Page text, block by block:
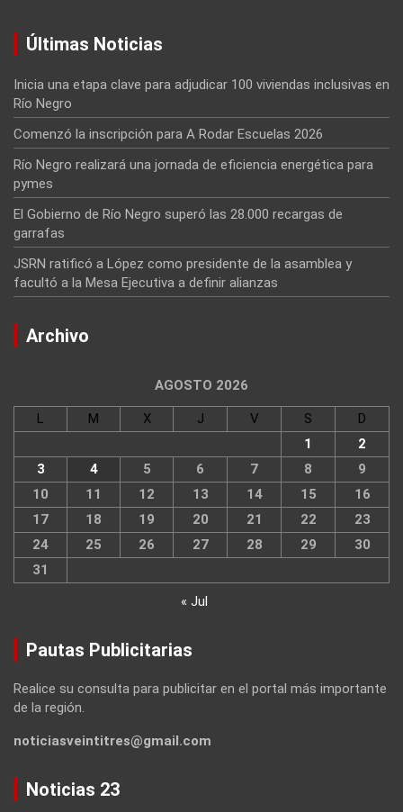
Últimas Noticias
Inicia una etapa clave para adjudicar 100 viviendas inclusivas en
Río Negro
Comenzó la inscripción para A Rodar Escuelas 2026
Río Negro realizará una jornada de eficiencia energética para
pymes
El Gobierno de Río Negro superó las 28.000 recargas de
garrafas
JSRN ratificó a López como presidente de la asamblea y
facultó a la Mesa Ejecutiva a definir alianzas
Archivo
AGOSTO 2026
L M X J V S
D
1
2
3
4 5 6 7 8
9
10
11 12 13 14 15
16
17
18 19 20 21 22
23
24
25 26 27 28 29
30
31
« Jul
Pautas Publicitarias
Realice su consulta para publicitar en el portal más importante
de la región.
noticiasveintitres@gmail.com
Noticias 23